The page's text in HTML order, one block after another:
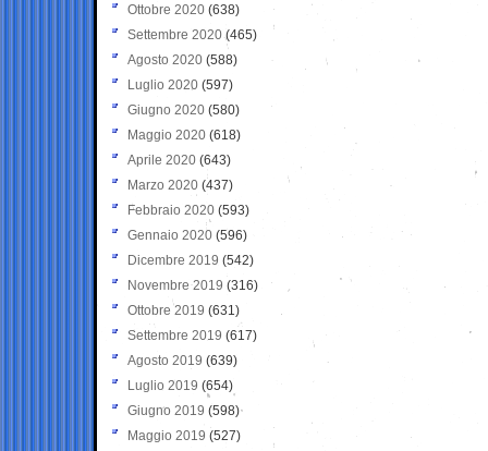
Ottobre 2020 (638)
Settembre 2020(465)
Agosto 2020 (588)
Luglio 2020 (597)
Giugno 2020 (580)
Maggio 2020 (618)
Aprile 2020 (643)
Marzo 2020 (437)
Febbraio 2020 (593)
Gennaio 2020 (596)
Dicembre 2019 (542)
Novembre 2019 (316)
Ottobre 2019 (631)
Settembre 2019 (617)
Agosto 2019 (639)
Luglio 2019 (654)
Giugno 2019 (598)
Maggio 2019 (527)